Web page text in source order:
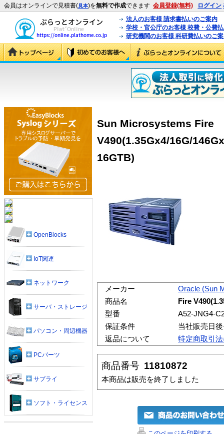
会員はオンラインで見積書(見本)を無料で作成できます 会員登録(無料) ログイン
法人のお客様 請求書払いのご案内
学校・官公庁のお客様 校費・公費
研究機関のお客様 科研費払いのご
Sun Microsystems Fire
V490(1.35Gx4/16G/
16GTB)
メーカー
Oracle (Sun
商品名
Fire
型番
A52-JNG4-
保証条件
当社販売日
返品について
特定商取引
商品番号 11810872
本商品は販売を終了しました
OpenBlocks
IoT関連
ネットワーク
サーバ・ストレージ
パソコン・周辺機器
PCパーツ
サプライ
ソフト・ライセンス